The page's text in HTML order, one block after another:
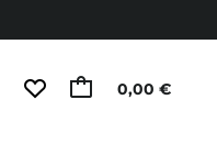
0,00 €